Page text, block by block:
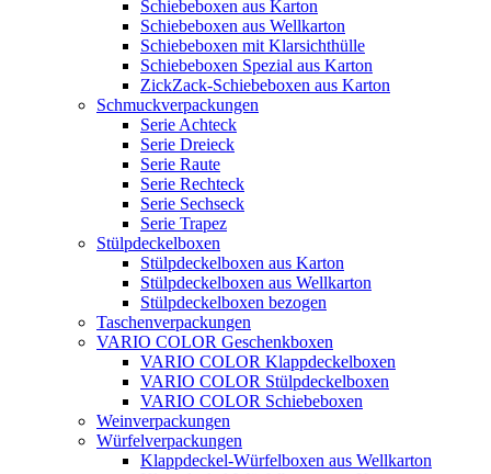
Schiebeboxen aus Karton
Schiebeboxen aus Wellkarton
Schiebeboxen mit Klarsichthülle
Schiebeboxen Spezial aus Karton
ZickZack-Schiebeboxen aus Karton
Schmuckverpackungen
Serie Achteck
Serie Dreieck
Serie Raute
Serie Rechteck
Serie Sechseck
Serie Trapez
Stülpdeckelboxen
Stülpdeckelboxen aus Karton
Stülpdeckelboxen aus Wellkarton
Stülpdeckelboxen bezogen
Taschenverpackungen
VARIO COLOR Geschenkboxen
VARIO COLOR Klappdeckelboxen
VARIO COLOR Stülpdeckelboxen
VARIO COLOR Schiebeboxen
Weinverpackungen
Würfelverpackungen
Klappdeckel-Würfelboxen aus Wellkarton